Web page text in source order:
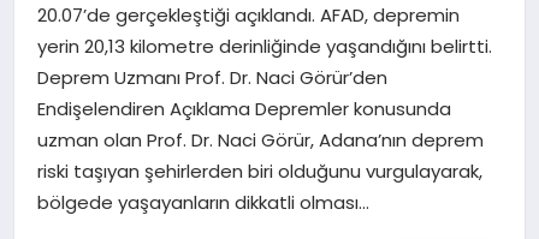
20.07’de gerçekleştiği açıklandı. AFAD, depremin
yerin 20,13 kilometre derinliğinde yaşandığını belirtti.
Deprem Uzmanı Prof. Dr. Naci Görür’den
Endişelendiren Açıklama Depremler konusunda
uzman olan Prof. Dr. Naci Görür, Adana’nın deprem
riski taşıyan şehirlerden biri olduğunu vurgulayarak,
bölgede yaşayanların dikkatli olması…